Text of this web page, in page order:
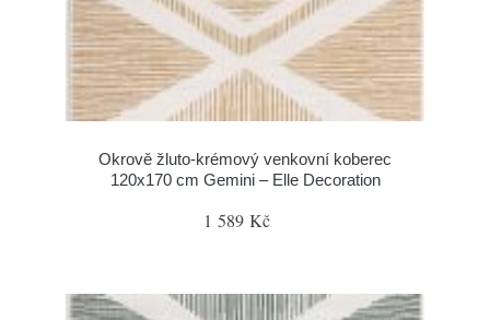
Okrově žluto-krémový venkovní koberec
120x170 cm Gemini – Elle Decoration
1 589 Kč